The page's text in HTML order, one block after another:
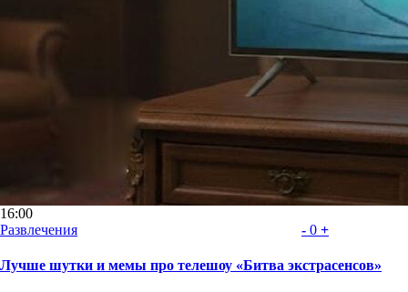
16:00
Развлечения
- 0 +
Лучше шутки и мемы про телешоу «Битва экстрасенсов»